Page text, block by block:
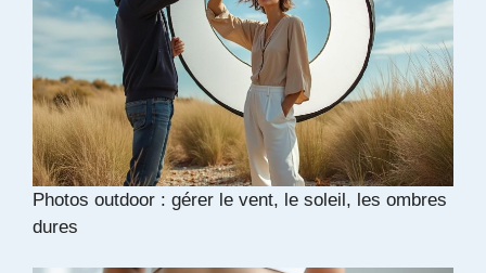
Photos outdoor : gérer le vent, le soleil, les ombres
dures